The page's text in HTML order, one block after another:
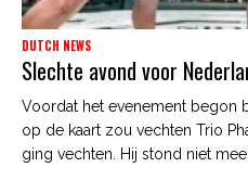
DUTCH NEWS
Slechte avond voor
Voordat het evenement begon
op de kaart zou vechten Trio
ging vechten. Hij stond niet